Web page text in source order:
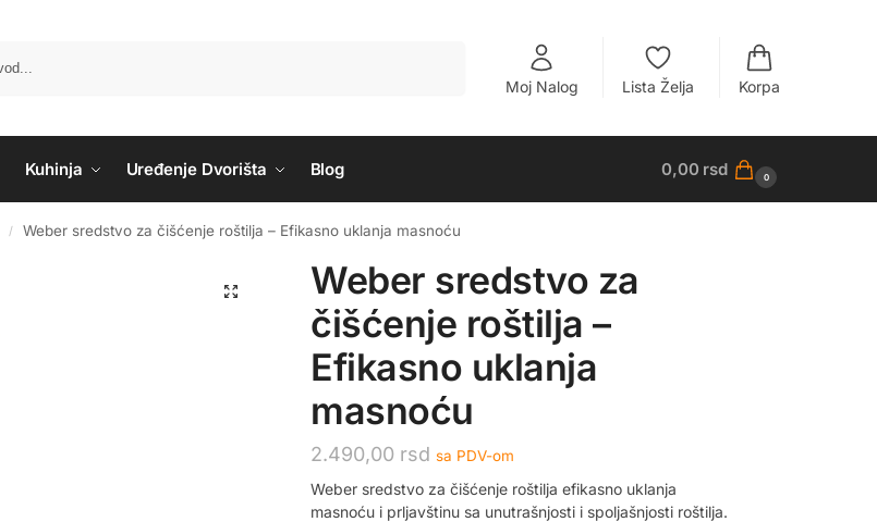
Moj Nalog Lista Želja Korpa
Kuhinja Uređenje Dvorišta Blog 0,00 rsd 0
/ Weber sredstvo za čišćenje roštilja – Efikasno uklanja masnoću
Weber sredstvo za
čišćenje roštilja –
Efikasno uklanja
masnoću
2.490,00 rsd sa PDV-om
Weber sredstvo za čišćenje roštilja efikasno uklanja
masnoću i prljavštinu sa unutrašnjosti i spoljašnjosti roštilja.